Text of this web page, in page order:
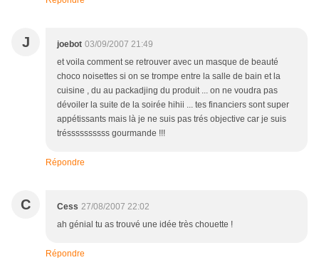
J joebot 03/09/2007 21:49
et voila comment se retrouver avec un masque de beauté
choco noisettes si on se trompe entre la salle de bain et la
cuisine , du au packadjing du produit ... on ne voudra pas
dévoiler la suite de la soirée hihii ... tes financiers sont super
appétissants mais là je ne suis pas trés objective car je suis
tréssssssssss gourmande !!!
Répondre
C Cess 27/08/2007 22:02
ah génial tu as trouvé une idée très chouette !
Répondre